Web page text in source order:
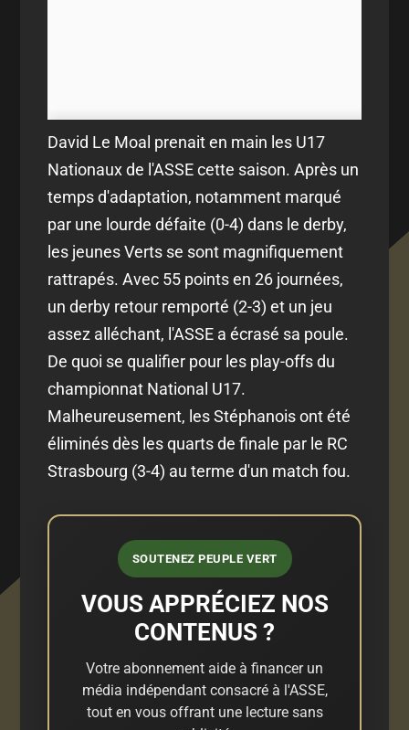
David Le Moal prenait en main les U17
Nationaux de l'ASSE cette saison. Après un
temps d'adaptation, notamment marqué
par une lourde défaite (0-4) dans le derby,
les jeunes Verts se sont magnifiquement
rattrapés. Avec 55 points en 26 journées,
un derby retour remporté (2-3) et un jeu
assez alléchant, l'ASSE a écrasé sa poule.
De quoi se qualifier pour les play-offs du
championnat National U17.
Malheureusement, les Stéphanois ont été
éliminés dès les quarts de finale par le RC
Strasbourg (3-4) au terme d'un match fou.
SOUTENEZ PEUPLE VERT
VOUS APPRÉCIEZ NOS
CONTENUS ?
Votre abonnement aide à financer un
média indépendant consacré à l'ASSE,
tout en vous offrant une lecture sans